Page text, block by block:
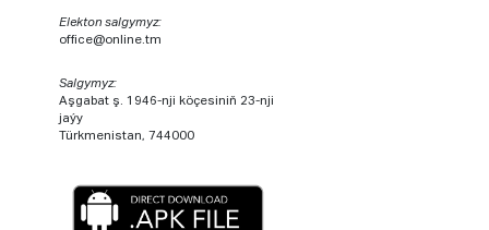
Elekton salgymyz:
office@online.tm
Salgymyz:
Aşgabat ş. 1946-nji köçesiniň 23-nji
jaýy
Türkmenistan, 744000